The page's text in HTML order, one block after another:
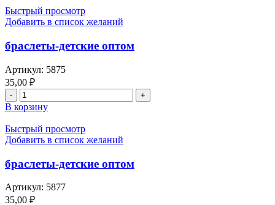
Быстрый просмотр
Добавить в список желаний
браслеты-детские оптом
Артикул: 5875
35,00 ₽
В корзину
Быстрый просмотр
Добавить в список желаний
браслеты-детские оптом
Артикул: 5877
35,00 ₽